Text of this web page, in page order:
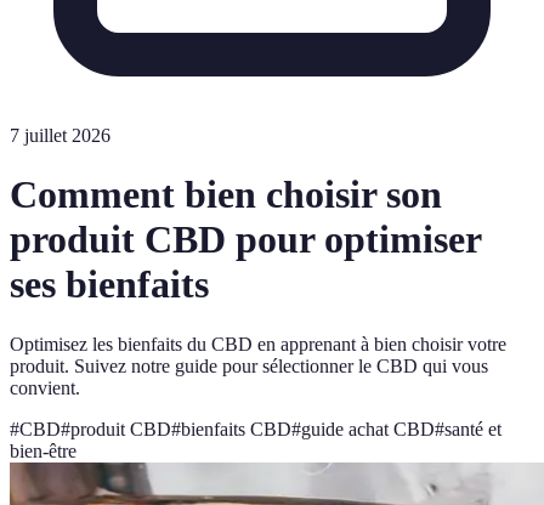
7 juillet 2026
Comment bien choisir son
produit CBD pour optimiser
ses bienfaits
Optimisez les bienfaits du CBD en apprenant à bien choisir votre
produit. Suivez notre guide pour sélectionner le CBD qui vous
convient.
#CBD#produit CBD#bienfaits CBD#guide achat CBD#santé et
bien-être